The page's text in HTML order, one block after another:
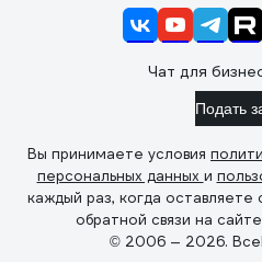
Чат для
Подать
Вы принимаете условия
персональных данных и
каждый раз, когда
обратной связи на
© 2006 — 2026.